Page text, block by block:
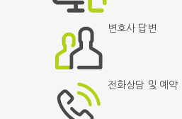
변호사 답변
전화상담 및 예약